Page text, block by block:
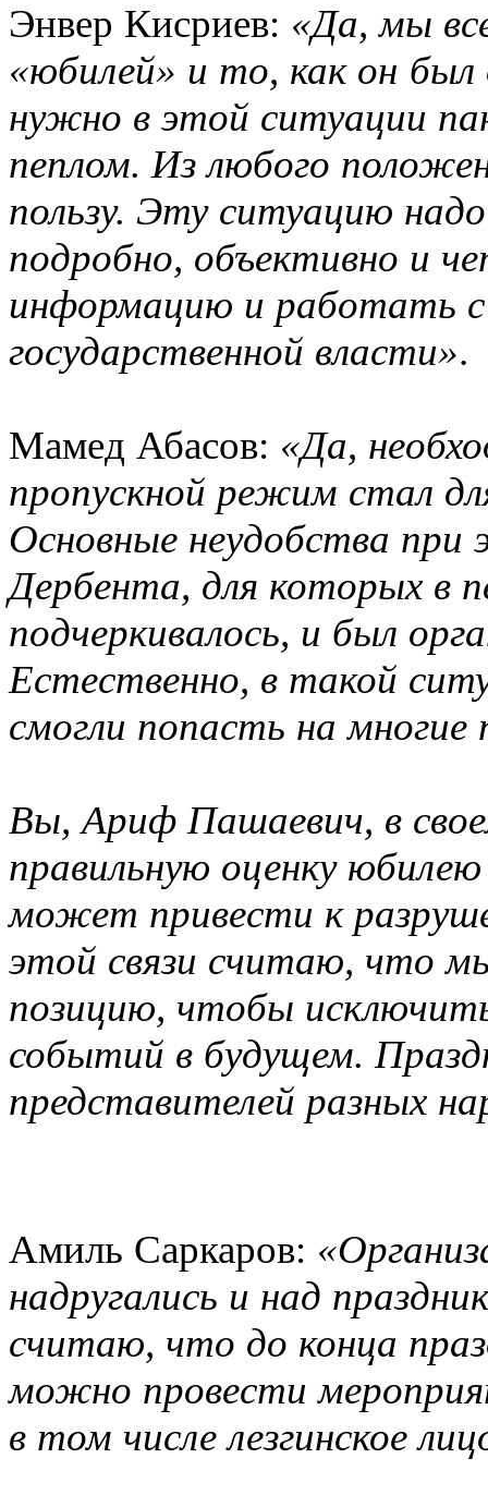
Энвер Кисриев: «Да, мы
«юбилей» и то, как он
нужно в этой ситуации
пеплом. Из любого
пользу. Эту ситуацию
подробно, объективно и
информацию и работать
государственной власти».
Мамед Абасов: «Да,
пропускной режим стал
Основные неудобства
Дербента, для которых в
подчеркивалось, и был
Естественно, в такой
смогли попасть на
Вы, Ариф Пашаевич, в
правильную оценку
может привести к
этой связи считаю, что
позицию, чтобы
событий в будущем.
представителей разных
Амиль Саркаров:
надругались и над
считаю, что до конца
можно провести
в том числе лезгинское